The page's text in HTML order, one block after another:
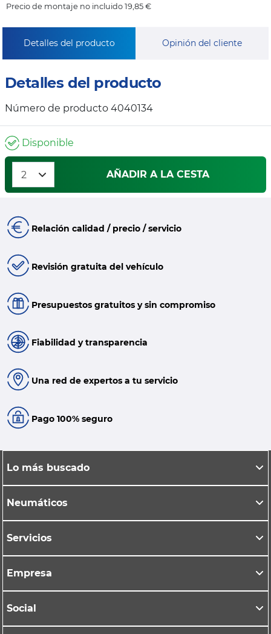
Precio de montaje no incluido 19,85 €
Detalles del producto Opinión del cliente
Detalles del producto
Número de producto 4040134
Disponible
AÑADIR A LA CESTA
Relación calidad / precio / servicio
Revisión gratuita del vehículo
Presupuestos gratuitos y sin compromiso
Fiabilidad y transparencia
Una red de expertos a tu servicio
Pago 100% seguro
Lo más buscado
Neumáticos
Servicios
Empresa
Social